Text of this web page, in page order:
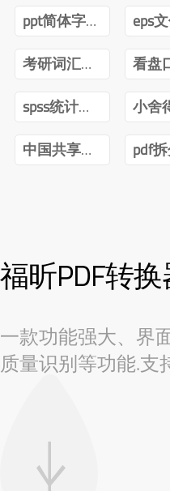
ppt简体字转繁体字全篇
考研词汇闪过2022版PDF
spss统计分析与数据挖掘第三版pdf
中国共享经济发展报告(2020)pdf
福昕PDF转
一款功能强大、界
质量识别等功能.支